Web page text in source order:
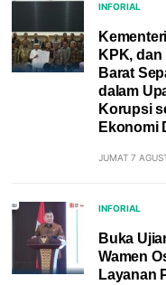
INFORIAL
KPK, dan
Barat
dalam
Korupsi
Ekonomi
JUMAT 7
INFORIAL
Buka
Wamen
Layanan